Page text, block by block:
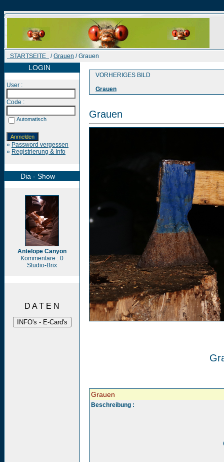
STARTSEITE /Grauen / Grauen
LOGIN
User :
Code :
Automatisch
» Password vergessen
» Registrierung & Info
Dia - Show
Antelope Canyon
Kommentare : 0
Studio-Brix
D A T E N
VORHERIGES BILD
Grauen
Grauen
Grauen
Beschreibung :